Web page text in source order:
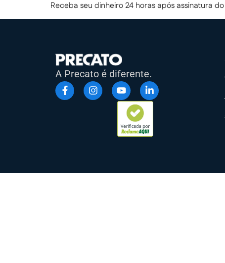
Receba seu dinheiro 24 horas após assinatura
A Precato é diferente.